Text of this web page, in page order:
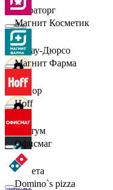
Мираторг
Абрау-Дюрсо
Авиор
Альтум
Аркета
Магнит Косметик
Магнит Фарма
Hoff
Офисмаг
Domino`s pizza